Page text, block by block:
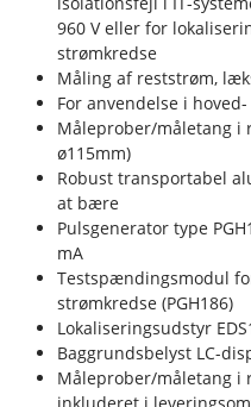
960 V eller for
strømkredse
Måling af reststrøm,
For anvendelse i
Måleprober/måletang i
ø115mm)
Robust transportabel
at bære
Pulsgenerator type
mA
Testspændingsmodul
strømkredse (PGH186)
Lokaliseringsudstyr
Baggrundsbelyst LC-
Måleprober/måletang i